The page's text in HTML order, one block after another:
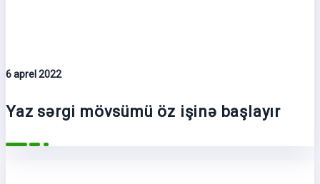
6 aprel 2022
Yaz sərgi mövsümü öz işinə başlayır